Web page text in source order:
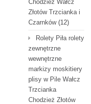
Chodzież Wałcz
Złotów Trzcianka i
Czarnków(12)
Rolety Piła rolety
zewnętrzne
wewnętrzne
markizy moskitiery
plisy w Pile Wałcz
Trzcianka
Chodzież Złotów